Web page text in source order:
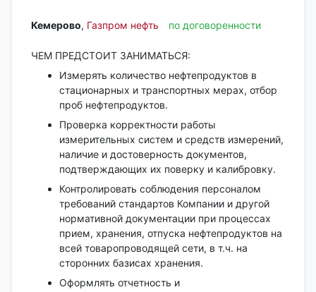
Кемерово‎, Газпром нефть по договоренности
ЧЕМ ПРЕДСТОИТ ЗАНИМАТЬСЯ:
Измерять количество нефтепродуктов в
стационарных и транспортных мерах, отбор
проб нефтепродуктов.
Проверка корректности работы
измерительных систем и средств измерений,
наличие и достоверность документов,
подтверждающих их поверку и калибровку.
Контролировать соблюдения персоналом
требований стандартов Компании и другой
нормативной документации при процессах
прием, хранения, отпуска нефтепродуктов на
всей товаропроводящей сети, в т.ч. на
сторонних базисах хранения.
Оформлять отчетность и